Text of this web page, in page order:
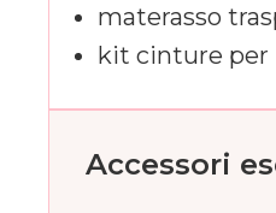
materasso
kit cinture per
Accessori